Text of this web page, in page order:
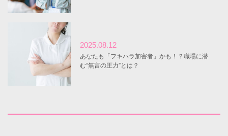
2025.08.12
あなたも「フキハラ加害者」かも！？職場に潜
む“無言の圧力”とは？